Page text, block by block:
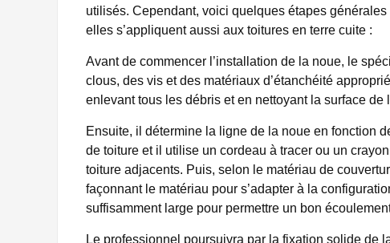
utilisés. Cependant, voici quelques étapes
elles s’appliquent aussi aux toitures en terre cuite :
Avant de commencer l’installation de la noue, le
clous, des vis et des matériaux d’étanchéité
enlevant tous les débris et en nettoyant la surface de
Ensuite, il détermine la ligne de la noue en fonction
de toiture et il utilise un cordeau à tracer ou un
toiture adjacents. Puis, selon le matériau de
façonnant le matériau pour s’adapter à la
suffisamment large pour permettre un bon
Le professionnel poursuivra par la fixation solide de